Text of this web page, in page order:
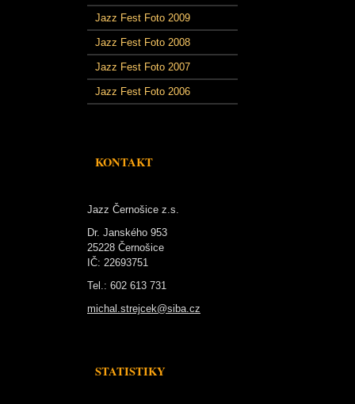
Jazz Fest Foto 2009
Jazz Fest Foto 2008
Jazz Fest Foto 2007
Jazz Fest Foto 2006
KONTAKT
Jazz Černošice z.s.
Dr. Janského 953
25228 Černošice
IČ: 22693751
Tel.: 602 613 731
michal.strejcek@siba.cz
STATISTIKY